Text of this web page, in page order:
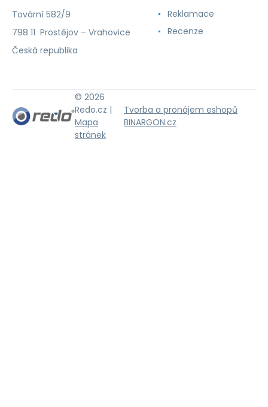
Tovární 582/9
798 11 Prostějov – Vrahovice
Česká republika
Reklamace
Recenze
© 2026
Redo.cz |
Mapa
stránek
Tvorba a pronájem eshopů
BINARGON.cz